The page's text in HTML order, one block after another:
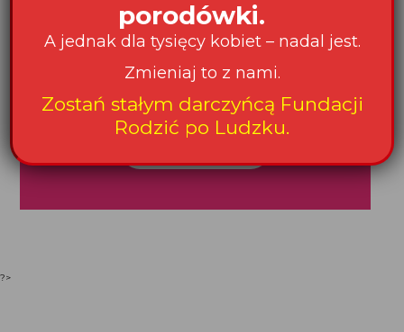
Dobry poród
nie może być kwestią
przypadku
?>
porodówki.
A jednak dla tysięcy kobiet – nadal jest.
Zmieniaj to z nami.
Zostań stałym darczyńcą Fundacji
Rodzić po Ludzku.